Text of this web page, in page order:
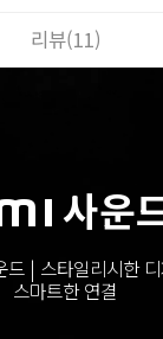
리뷰(11)
사운드
드 | 스타일리시한
스마트한 연결